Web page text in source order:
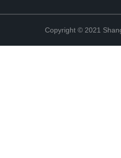
Copyright © 2021